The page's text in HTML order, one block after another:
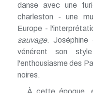
danse avec une
charleston - une
Europe -
sauvage. Joséphine
vénérent son
l'enthousiasme des
noires.
À cette époque,